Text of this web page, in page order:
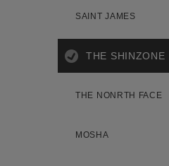
新規
SAINT JAMES
THE SHINZONE
THE NONRTH FACE
MOSHA